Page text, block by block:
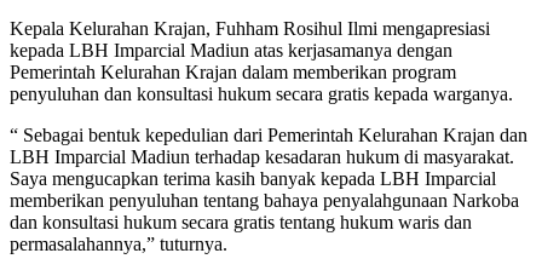
Kepala Kelurahan Krajan, Fuhham Rosihul Ilmi mengapresiasi
kepada LBH Imparcial Madiun atas kerjasamanya dengan
Pemerintah Kelurahan Krajan dalam memberikan program
penyuluhan dan konsultasi hukum secara gratis kepada warganya.
“ Sebagai bentuk kepedulian dari Pemerintah Kelurahan Krajan dan
LBH Imparcial Madiun terhadap kesadaran hukum di masyarakat.
Saya mengucapkan terima kasih banyak kepada LBH Imparcial
memberikan penyuluhan tentang bahaya penyalahgunaan Narkoba
dan konsultasi hukum secara gratis tentang hukum waris dan
permasalahannya,” tuturnya.